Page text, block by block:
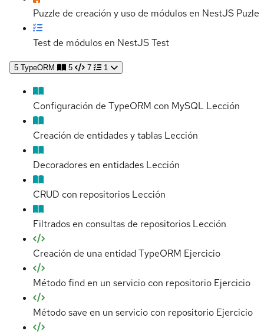
Puzzle de creación y uso de módulos en NestJS Puzle
Test de módulos en NestJSTest
5 TypeORM 5 7 1
Configuración de TypeORM con MySQL Lección
Creación de entidades y tablas Lección
Decoradores en entidades Lección
CRUD con repositorios Lección
Filtrados en consultas de repositorios Lección
Creación de una entidad TypeORM Ejercicio
Método find en un servicio con repositorio Ejercicio
Método save en un servicio con repositorio Ejercicio